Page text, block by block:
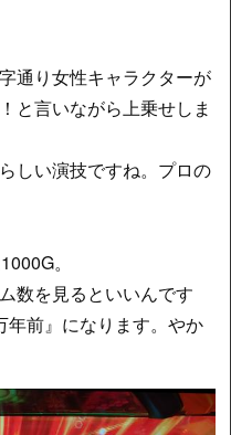
通り女性キャラクターが
と言いながら上乗せしま
しい演技ですね。プロの
。
数を見るといいんです
年前』になります。やか